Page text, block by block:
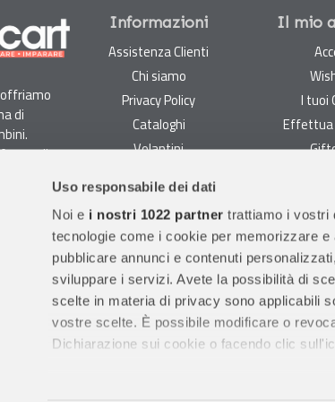
Uso responsabile dei dati
Noi e i nostri 1022 partner trattiamo i vostri
tecnologie come i cookie per memorizzare
pubblicare annunci e contenuti
sviluppare i servizi. Avete la possibilità di
scelte in materia di privacy sono applicabili
vostre scelte. È possibile modificare o
Dichiarazione sui cookie o facendo clic
di
di
articoli
e
dei
Informazioni
Assistenza Clienti
Chi siamo
Privacy Policy
Cataloghi
Volantini
DURC e Tracciabilità
Rilevazione Misure
Radiatori
Il mio
I tuoi
Effettua